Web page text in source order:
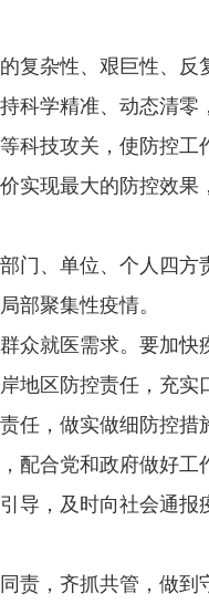
复杂性、艰巨性、
科学精准、动态清
科技攻关，使防控
实现最大的防控效
、单位、个人四方
部聚集性疫情。
众就医需求。要加
区防控责任，充实
任，做实做细防控
配合党和政府做好
导，及时向社会通
，齐抓共管，做到